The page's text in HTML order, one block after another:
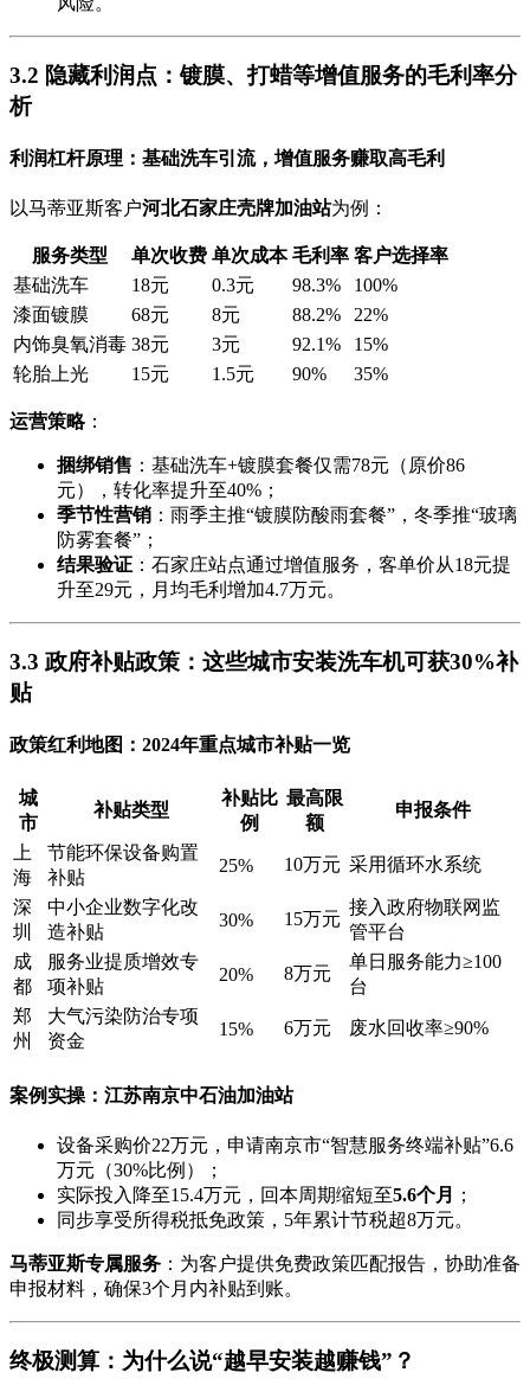
3.2 隐藏利润点：镀膜、打蜡等增值服务的毛利率分
析
利润杠杆原理 ：基础洗车引流，增值服务赚取高毛利
以马蒂亚斯客户河北石家庄壳牌加油站为例：
服务类型 单次收费 单次成本 毛利率 客户选择率
基础洗车
18元 0.3元 98.3%
100%
漆面镀膜
68元 8元 88.2%
22%
内饰臭氧消毒 38元 3元 92.1%
15%
轮胎上光
15元 1.5元 90% 35%
运营策略：
捆绑销售 ：基础洗车+镀膜套餐仅需78元（原价86
元），转化率提升至40%；
季节性营销 ：雨季主推“镀膜防酸雨套餐”，冬季推“玻璃
防雾套餐”；
结果验证 ：石家庄站点通过增值服务，客单价从18元提
升至29元，月均毛利增加4.7万元。
3.3 政府补贴政策：这些城市安装洗车机可获30%补
贴
政策红利地图 ：2024年重点城市补贴一览
城
市
补贴类型
补贴比
例
最高限
额
申报条件
上
海
节能环保设备购置
补贴
25% 10万元 采用循环水系统
深
圳
中小企业数字化改
造补贴
30% 15万元
接入政府物联网监
管平台
成
都
服务业提质增效专
项补贴
20% 8万元
单日服务能力≥100
台
郑
州
大气污染防治专项
资金
15% 6万元 废水回收率≥90%
案例实操 ：江苏南京中石油加油站
设备采购价22万元，申请南京市“智慧服务终端补贴”6.6
万元（30%比例）；
实际投入降至15.4万元，回本周期缩短至5.6个月
；
同步享受所得税抵免政策，5年累计节税超8万元。
马蒂亚斯专属服务 ：为客户提供免费政策匹配报告，协助准备
申报材料，确保3个月内补贴到账。
终极测算：为什么说“越早安装越赚钱”？